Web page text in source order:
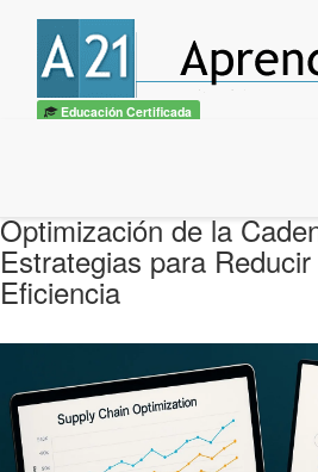
Educación Certificada
Optimización de la
Estrategias para
Eficiencia